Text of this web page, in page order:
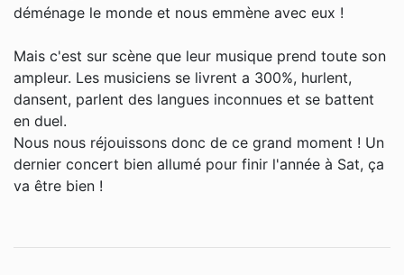
déménage le monde et nous emmène avec eux !
Mais c'est sur scène que leur musique prend toute son
ampleur. Les musiciens se livrent a 300%, hurlent,
dansent, parlent des langues inconnues et se battent
en duel.
Nous nous réjouissons donc de ce grand moment ! Un
dernier concert bien allumé pour finir l'année à Sat, ça
va être bien !